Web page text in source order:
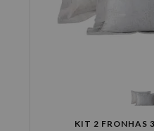
KIT 2 FRONHAS